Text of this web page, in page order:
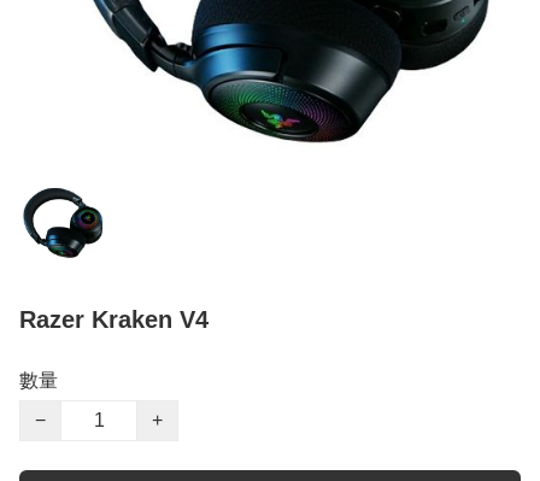
Razer Kraken V4
數量
−
+